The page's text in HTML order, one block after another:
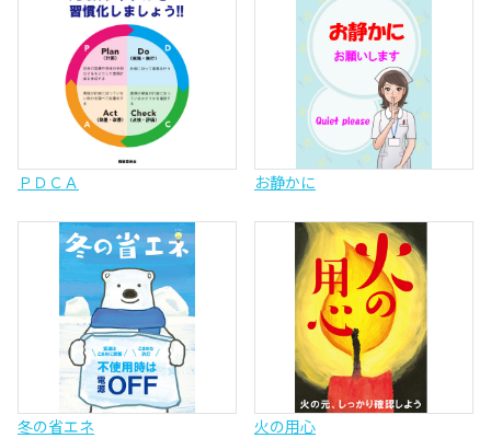
ＰＤＣＡ お静かに
冬の省エネ 火の用心